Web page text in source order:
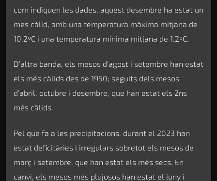
com indiquen les dades, aquest desembre ha estat un
mes càlid, amb una temperatura màxima mitjana de
10.2ºC i una temperatura mínima mitjana de 1.2ºC.
D’altra banda, els mesos d’agost i setembre han estat
els més càlids des de 1950; seguits dels mesos
d’abril, octubre i desembre, que han estat els 2ns
més càlids.
Pel que fa a les precipitacions, durant el 2023 han
estat deficitàries i irregulars sobretot els mesos de
març i setembre, que han estat els més secs. En
canvi, els mesos més plujosos han estat el juny i